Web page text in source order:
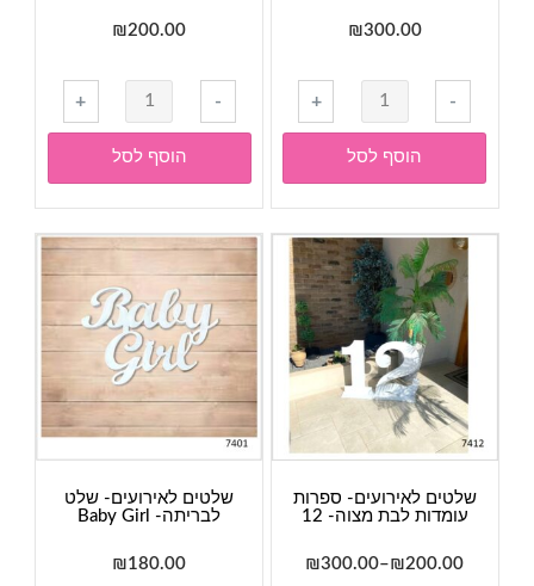
₪300.00
-
כמות
של
שלטים
לאירועים-
שלט
לברית-
Welcome
Baby
Boy
+
הוסף לסל
₪200.00
-
כמות
של
שלטים
לאירועים-
שלט
להצעת
Marry
Me
+
הוסף לסל
שלטים לאירועים- ספרות
עומדות לבת מצוה- 12
₪200.00
–
₪300.00
טווח
שלטים לאירועים- שלט
לבריתה- Baby Girl
₪180.00